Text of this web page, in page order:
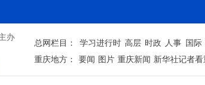
办
总网栏目： 学习进行时 高层 时政 人事 国际
重庆地方： 要闻 图片 重庆新闻 新华社记者